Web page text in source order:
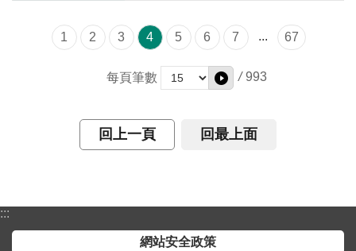
1 2 3 4 5 6 7 ... 67
每頁筆數 / 993
回上一頁 回最上面
:::
網站安全政策